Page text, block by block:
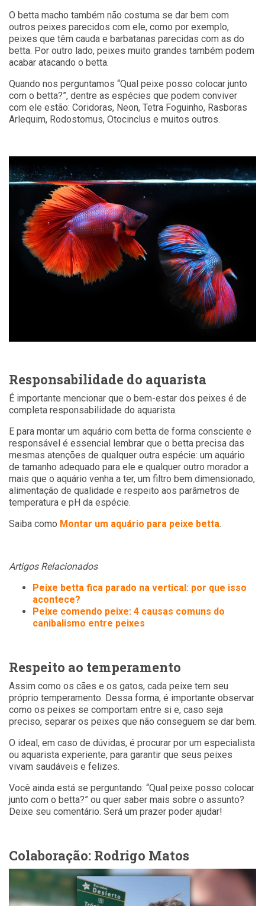
O betta macho também não costuma se dar bem com
outros peixes parecidos com ele, como por exemplo,
peixes que têm cauda e barbatanas parecidas com as do
betta. Por outro lado, peixes muito grandes também podem
acabar atacando o betta.
Quando nos perguntamos “Qual peixe posso colocar junto
com o betta?”, dentre as espécies que podem conviver
com ele estão: Coridoras, Neon, Tetra Foguinho, Rasboras
Arlequim, Rodostomus, Otocinclus e muitos outros.
Responsabilidade do aquarista
É importante mencionar que o bem-estar dos peixes é de
completa responsabilidade do aquarista.
E para montar um aquário com betta de forma consciente e
responsável é essencial lembrar que o betta precisa das
mesmas atenções de qualquer outra espécie: um aquário
de tamanho adequado para ele e qualquer outro morador a
mais que o aquário venha a ter, um filtro bem dimensionado,
alimentação de qualidade e respeito aos parâmetros de
temperatura e pH da espécie.
Saiba como Montar um aquário para peixe betta.
Artigos Relacionados
Peixe betta fica parado na vertical: por que isso
acontece?
Peixe comendo peixe: 4 causas comuns do
canibalismo entre peixes
Respeito ao temperamento
Assim como os cães e os gatos, cada peixe tem seu
próprio temperamento. Dessa forma, é importante observar
como os peixes se comportam entre si e, caso seja
preciso, separar os peixes que não conseguem se dar bem.
O ideal, em caso de dúvidas, é procurar por um especialista
ou aquarista experiente, para garantir que seus peixes
vivam saudáveis e felizes.
Você ainda está se perguntando: “Qual peixe posso colocar
junto com o betta?” ou quer saber mais sobre o assunto?
Deixe seu comentário. Será um prazer poder ajudar!
Colaboração: Rodrigo Matos